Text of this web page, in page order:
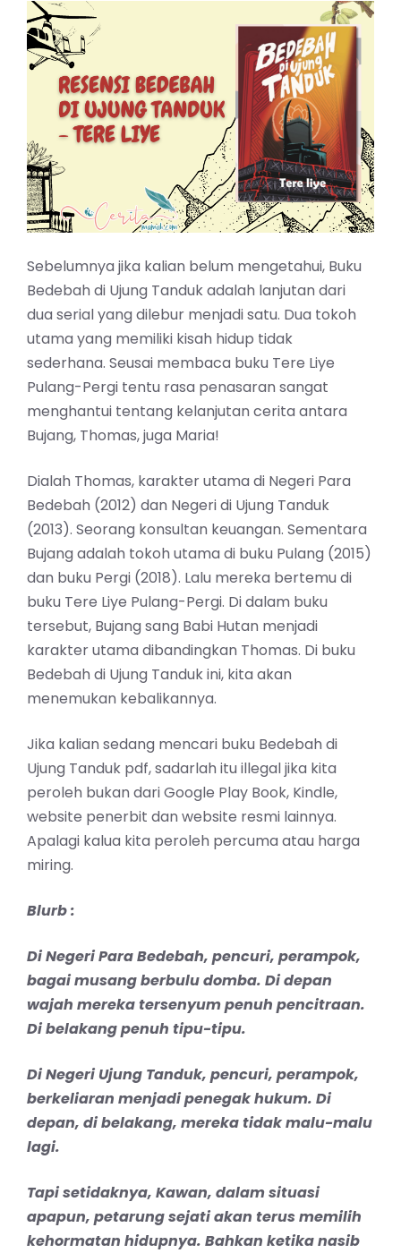
Sebelumnya jika kalian belum mengetahui, Buku
Bedebah di Ujung Tanduk adalah lanjutan dari
dua serial yang dilebur menjadi satu. Dua tokoh
utama yang memiliki kisah hidup tidak
sederhana. Seusai membaca buku Tere Liye
Pulang-Pergi tentu rasa penasaran sangat
menghantui tentang kelanjutan cerita antara
Bujang, Thomas, juga Maria!
Dialah Thomas, karakter utama di Negeri Para
Bedebah (2012) dan Negeri di Ujung Tanduk
(2013). Seorang konsultan keuangan. Sementara
Bujang adalah tokoh utama di buku Pulang (2015)
dan buku Pergi (2018). Lalu mereka bertemu di
buku Tere Liye Pulang-Pergi. Di dalam buku
tersebut, Bujang sang Babi Hutan menjadi
karakter utama dibandingkan Thomas. Di buku
Bedebah di Ujung Tanduk ini, kita akan
menemukan kebalikannya.
Jika kalian sedang mencari buku Bedebah di
Ujung Tanduk pdf, sadarlah itu illegal jika kita
peroleh bukan dari Google Play Book, Kindle,
website penerbit dan website resmi lainnya.
Apalagi kalua kita peroleh percuma atau harga
miring.
Blurb :
Di Negeri Para Bedebah, pencuri, perampok,
bagai musang berbulu domba. Di depan
wajah mereka tersenyum penuh pencitraan.
Di belakang penuh tipu-tipu.
Di Negeri Ujung Tanduk, pencuri, perampok,
berkeliaran menjadi penegak hukum. Di
depan, di belakang, mereka tidak malu-malu
lagi.
Tapi setidaknya, Kawan, dalam situasi
apapun, petarung sejati akan terus memilih
kehormatan hidupnya. Bahkan ketika nasib